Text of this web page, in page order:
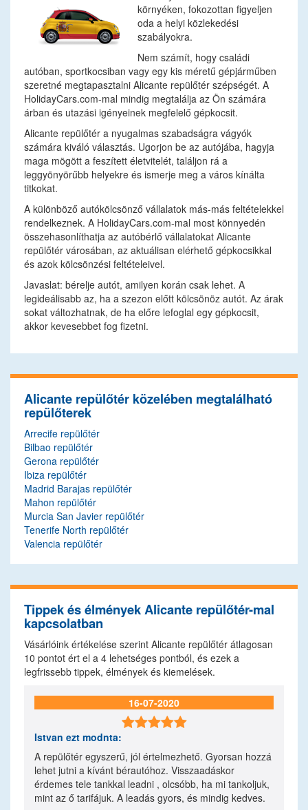
környéken, fokozottan figyeljen
oda a helyi közlekedési
szabályokra.
Nem számít, hogy családi
autóban, sportkocsiban vagy egy kis méretű gépjárműben
szeretné megtapasztalni Alicante repülőtér szépségét. A
HolidayCars.com-mal mindig megtalálja az Ön számára
árban és utazási igényeinek megfelelő gépkocsit.
Alicante repülőtér a nyugalmas szabadságra vágyók
számára kiváló választás. Ugorjon be az autójába, hagyja
maga mögött a feszített életvitelét, találjon rá a
leggyönyörűbb helyekre és ismerje meg a város kínálta
titkokat.
A különböző autókölcsönző vállalatok más-más feltételekkel
rendelkeznek. A HolidayCars.com-mal most könnyedén
összehasonlíthatja az autóbérlő vállalatokat Alicante
repülőtér városában, az aktuálisan elérhető gépkocsikkal
és azok kölcsönzési feltételeivel.
Javaslat: bérelje autót, amilyen korán csak lehet. A
legideálisabb az, ha a szezon előtt kölcsönöz autót. Az árak
sokat változhatnak, de ha előre lefoglal egy gépkocsit,
akkor kevesebbet fog fizetni.
Alicante repülőtér közelében megtalálható
repülőterek
Arrecife repülőtér
Bilbao repülőtér
Gerona repülőtér
Ibiza repülőtér
Madrid Barajas repülőtér
Mahon repülőtér
Murcia San Javier repülőtér
Tenerife North repülőtér
Valencia repülőtér
Tippek és élmények Alicante repülőtér-mal
kapcsolatban
Vásárlóink értékelése szerint Alicante repülőtér átlagosan
10 pontot ért el a 4 lehetséges pontból, és ezek a
legfrissebb tippek, élmények és kiemelések.
16-07-2020

Istvan ezt modnta:
A repülőtér egyszerű, jól értelmezhető. Gyorsan hozzá
lehet jutni a kívánt bérautóhoz. Visszaadáskor
érdemes tele tankkal leadni , olcsóbb, ha mi tankoljuk,
mint az ő tarifájuk. A leadás gyors, és mindig kedves.